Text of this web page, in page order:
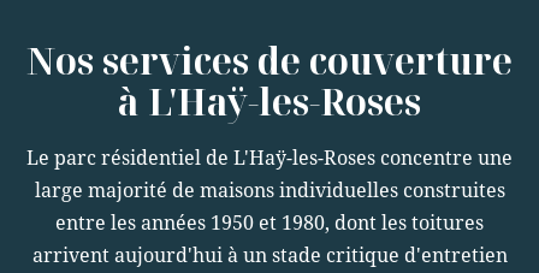
Nos services de couverture
à L'Haÿ-les-Roses
Le parc résidentiel de L'Haÿ-les-Roses concentre une
large majorité de maisons individuelles construites
entre les années 1950 et 1980, dont les toitures
arrivent aujourd'hui à un stade critique d'entretien